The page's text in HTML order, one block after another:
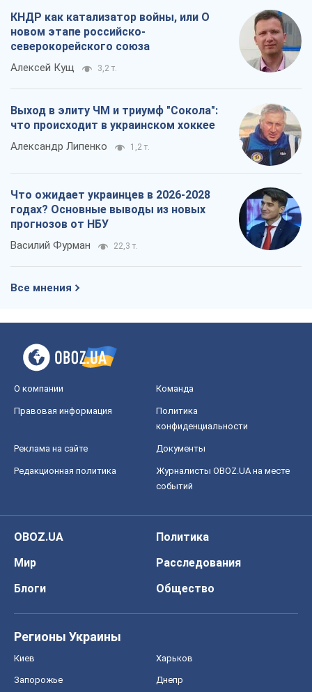
КНДР как катализатор войны, или О
новом этапе российско-
северокорейского союза
Алексей Кущ 3,2 т.
Выход в элиту ЧМ и триумф "Сокола":
что происходит в украинском хоккее
Александр Липенко 1,2 т.
Что ожидает украинцев в 2026-2028
годах? Основные выводы из новых
прогнозов от НБУ
Василий Фурман 22,3 т.
Все мнения
О компании Команда
Правовая информация
Политика
конфиденциальности
Реклама на сайте Документы
Редакционная политика
Журналисты OBOZ.UA на месте
событий
OBOZ.UA
Политика
Мир
Расследования
Блоги
Общество
Регионы Украины
Киев Харьков
Запорожье Днепр